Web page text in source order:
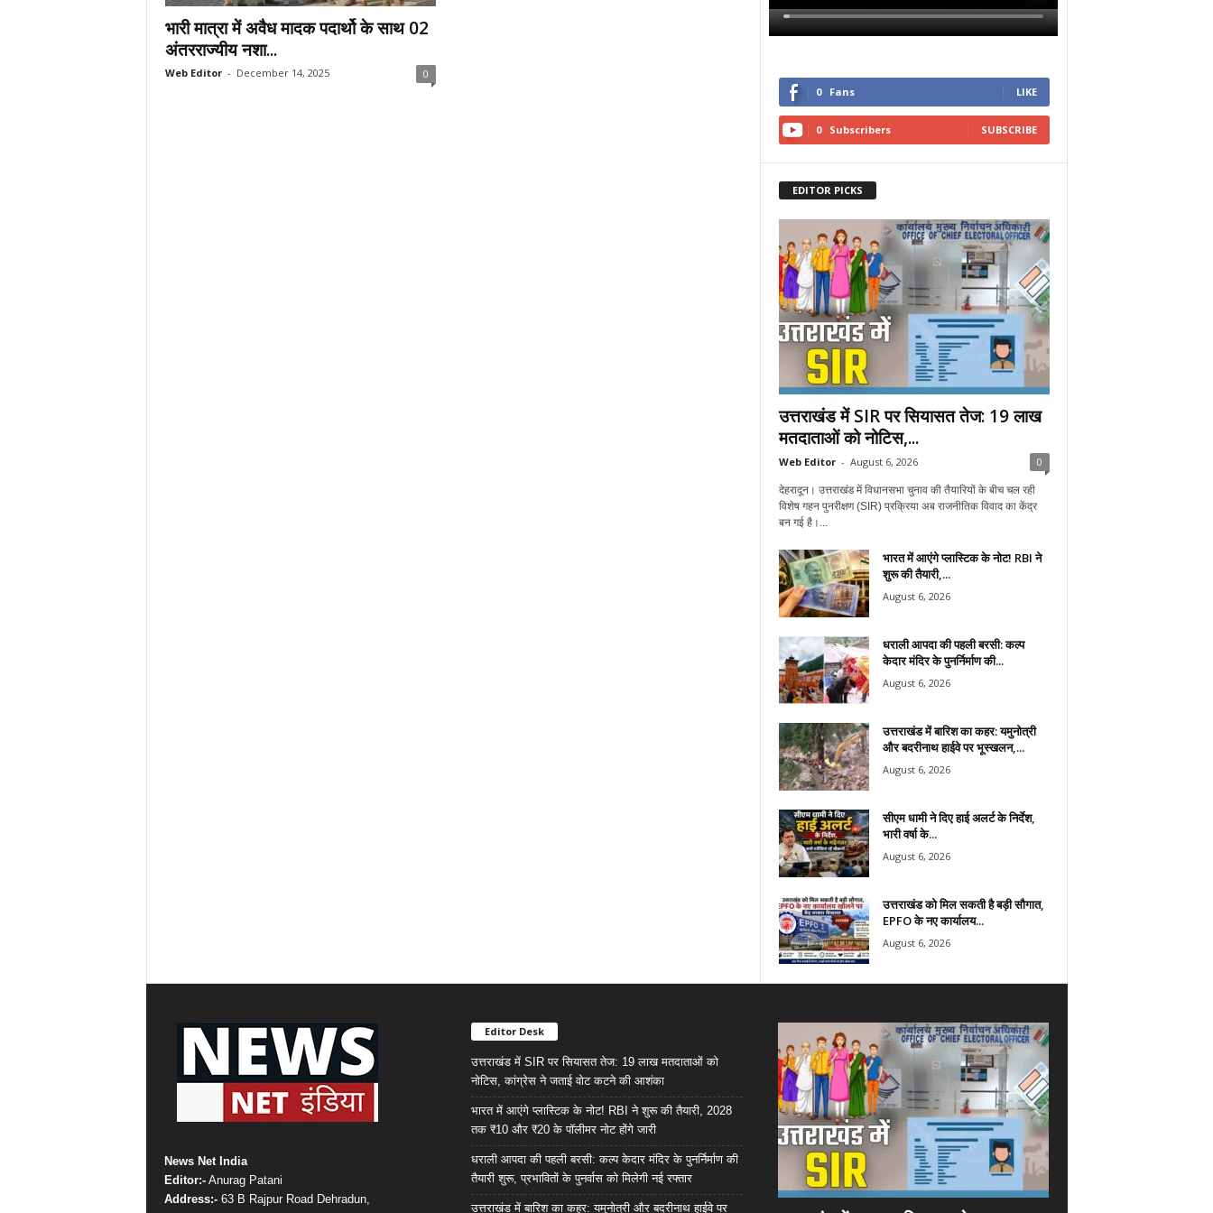
भारी मात्रा में अवैध मादक पदार्थो के साथ 02
अंतरराज्यीय नशा...
Web Editor - December 14, 2025 0
0 Fans LIKE
0 Subscribers SUBSCRIBE
EDITOR PICKS
उत्तराखंड में SIR पर सियासत तेज: 19 लाख
मतदाताओं को नोटिस,...
Web Editor - August 6, 2026 0
देहरादून। उत्तराखंड में विधानसभा चुनाव की तैयारियों के बीच चल रही
विशेष गहन पुनरीक्षण (SIR) प्रक्रिया अब राजनीतिक विवाद का केंद्र
बन गई है।...
भारत में आएंगे प्लास्टिक के नोट! RBI ने
शुरू की तैयारी,...
August 6, 2026
धराली आपदा की पहली बरसी: कल्प
केदार मंदिर के पुनर्निर्माण की...
August 6, 2026
उत्तराखंड में बारिश का कहर: यमुनोत्री
और बदरीनाथ हाईवे पर भूस्खलन,...
August 6, 2026
सीएम धामी ने दिए हाई अलर्ट के निर्देश,
भारी वर्षा के...
August 6, 2026
उत्तराखंड को मिल सकती है बड़ी सौगात,
EPFO के नए कार्यालय...
August 6, 2026
News Net India
Editor:-Anurag Patani
Address:-63 B Rajpur Road Dehradun,
Editor Desk
उत्तराखंड में SIR पर सियासत तेज: 19 लाख मतदाताओं को
नोटिस, कांग्रेस ने जताई वोट कटने की आशंका
भारत में आएंगे प्लास्टिक के नोट! RBI ने शुरू की तैयारी, 2028
तक ₹10 और ₹20 के पॉलीमर नोट होंगे जारी
धराली आपदा की पहली बरसी: कल्प केदार मंदिर के पुनर्निर्माण की
तैयारी शुरू, प्रभावितों के पुनर्वास को मिलेगी नई रफ्तार
उत्तराखंड में बारिश का कहर: यमुनोत्री और बदरीनाथ हाईवे पर